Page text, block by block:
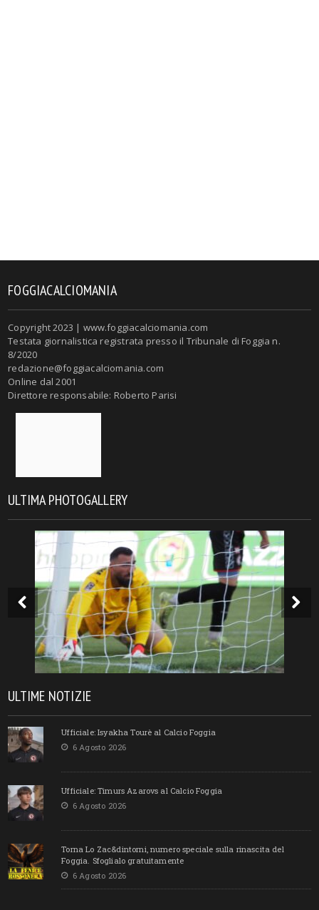
FOGGIACALCIOMANIA
Copyright 2023 | www.foggiacalciomania.com
Testata giornalistica registrata presso il Tribunale di Foggia n.
8/2020
redazione@foggiacalciomania.com
Online dal 2001
Direttore responsabile: Roberto Parisi
ULTIMA PHOTOGALLERY
ULTIME NOTIZIE
Ufficiale: Isyakha Tourè al Calcio Foggia
6 Agosto 2026
Ufficiale: Timurs Azarovs al Calcio Foggia
6 Agosto 2026
Torna Lo Zac&dintorni, numero speciale sulla rinascita del
Foggia. Sfoglialo gratuitamente
6 Agosto 2026